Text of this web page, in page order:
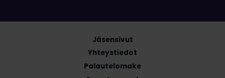
Jäsensivut
Yhteystiedot
Palautelomake